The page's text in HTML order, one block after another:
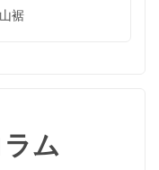
裾
ム